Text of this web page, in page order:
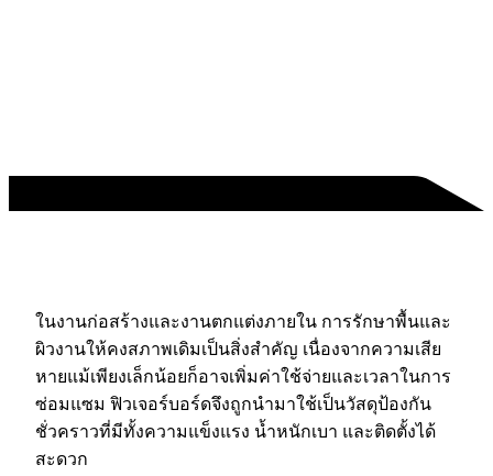
ในงานก่อสร้างและงานตกแต่งภายใน การรักษาพื้นและ
ผิวงานให้คงสภาพเดิมเป็นสิ่งสำคัญ เนื่องจากความเสีย
หายแม้เพียงเล็กน้อยก็อาจเพิ่มค่าใช้จ่ายและเวลาในการ
ซ่อมแซม ฟิวเจอร์บอร์ดจึงถูกนำมาใช้เป็นวัสดุป้องกัน
ชั่วคราวที่มีทั้งความแข็งแรง น้ำหนักเบา และติดตั้งได้
สะดวก